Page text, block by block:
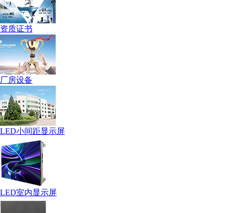
资质证书
厂房设备
LED小间距显示屏
LED室内显示屏